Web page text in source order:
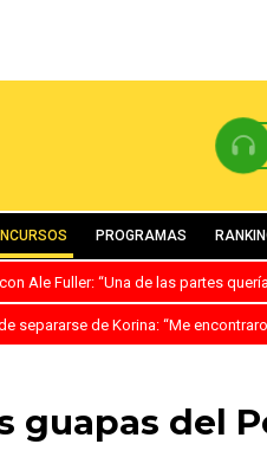
PROGRAMAS
Ale Fuller: “Una de las partes
separarse de Korina: “Me
guapas del